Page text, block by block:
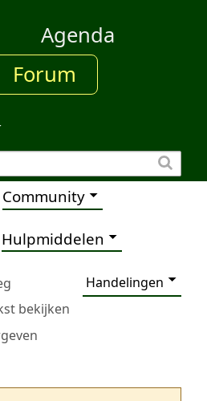
Agenda
Forum
Community
Hulpmiddelen
Handelingen
bekijken